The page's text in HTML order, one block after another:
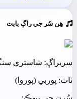
ھِن سُر جي راڳ بابت
سريراڳ: شاستري
ٺاٺ: پوربي (پوروا)